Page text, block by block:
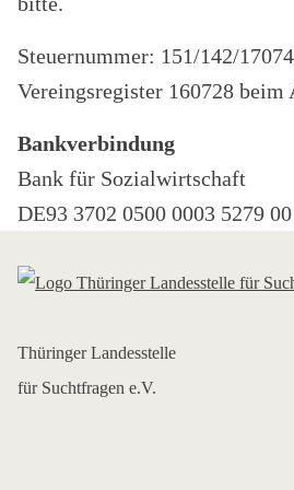
Steuernummer: 151/142/17074
Vereingsregister 160728
Bankverbindung
Bank für Sozialwirtschaft
DE93 3702 0500 0003 5279 00
Thüringer Landesstelle
für Suchtfragen e.V.